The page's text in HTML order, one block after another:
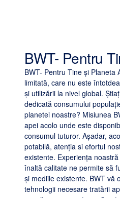
BWT- Pentru
BWT- Pentru Tine și
limitată, care nu este
și utilizării la nivel global.
dedicată consumului
planetei noastre? Misiunea
apei acolo unde este
consumul tuturor. Așadar,
potabilă, atenția si efortul
existente. Experiența
înaltă calitate ne permite să
și mediile existente. BWT vă
tehnologii necesare tratării